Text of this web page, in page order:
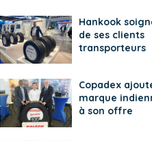
Hankook
de ses clients
transporteurs
Copadex
marque
à son offre